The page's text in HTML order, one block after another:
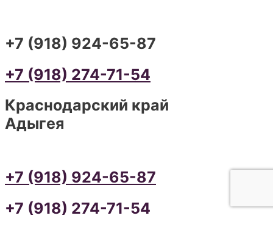
+7 (918) 924-65-87
+7 (918) 274-71-54
Краснодарский край
Адыгея
+7 (918) 924-65-87
+7 (918) 274-71-54